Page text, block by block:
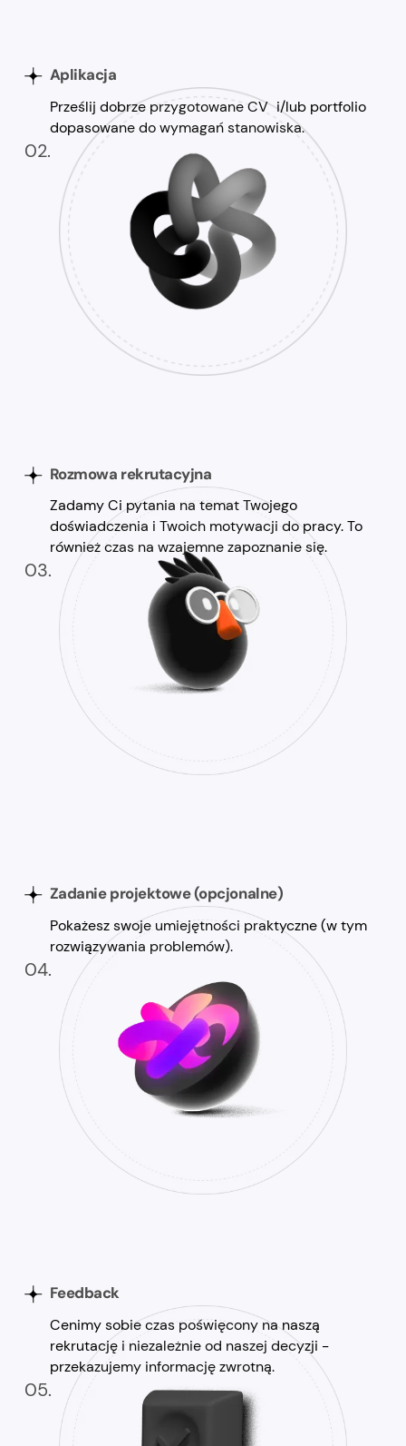
Aplikacja
Prześlij dobrze przygotowane CV i/lub portfolio
dopasowane do wymagań stanowiska.
02.
Rozmowa rekrutacyjna
Zadamy Ci pytania na temat Twojego
doświadczenia i Twoich motywacji do pracy. To
również czas na wzajemne zapoznanie się.
03.
Zadanie projektowe (opcjonalne)
Pokażesz swoje umiejętności praktyczne (w tym
rozwiązywania problemów).
04.
Feedback
Cenimy sobie czas poświęcony na naszą
rekrutację i niezależnie od naszej decyzji -
przekazujemy informację zwrotną.
05.